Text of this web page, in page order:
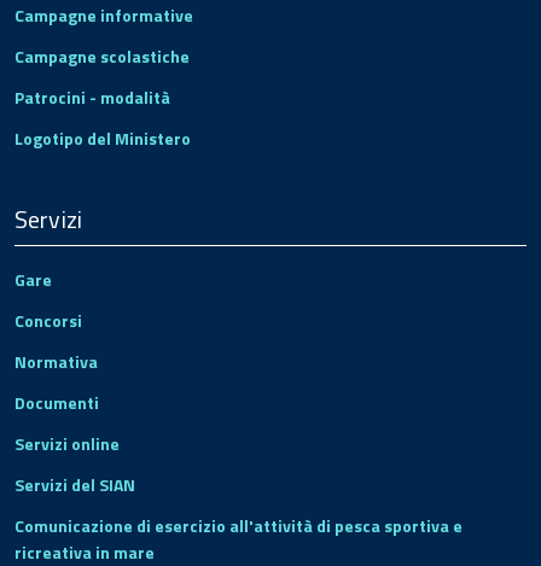
Campagne informative
Campagne scolastiche
Patrocini - modalità
Logotipo del Ministero
Servizi
Gare
Concorsi
Normativa
Documenti
Servizi online
Servizi del SIAN
Comunicazione di esercizio all'attività di pesca sportiva e
ricreativa in mare